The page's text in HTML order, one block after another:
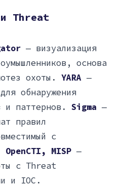
Threat
— визуализация
основа
охоты. YARA —
обнаружения
и паттернов. Sigma —
правил
с
OpenCTI, MISP —
с Threat
и IOC.